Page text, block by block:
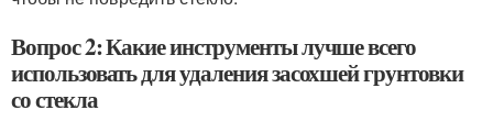
Вопрос 2: Какие инструменты лучше всего
использовать для удаления засохшей грунтовки
со стекла